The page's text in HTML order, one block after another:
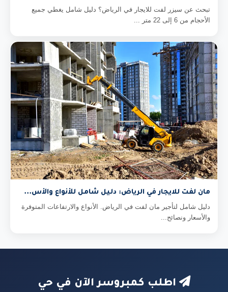
تبحث عن سيزر لفت للايجار في الرياض؟ دليل شامل يغطي جميع
الأحجام من 6 إلى 22 متر ...
مان لفت للايجار في الرياض: دليل شامل للأنواع والأس...
دليل شامل لتأجير مان لفت في الرياض. الأنواع والارتفاعات المتوفرة
والأسعار ونصائح...
اطلب كمبروسر الآن في حي